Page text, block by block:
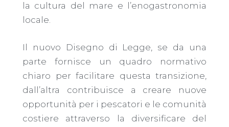
la cultura del mare e l’enogastronomia
locale.
Il nuovo Disegno di Legge, se da una
parte fornisce un quadro normativo
chiaro per facilitare questa transizione,
dall’altra contribuisce a creare nuove
opportunità per i pescatori e le comunità
costiere attraverso la diversificare del